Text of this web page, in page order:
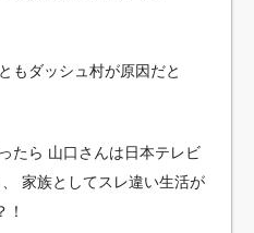
もダッシュ村が原因だと
たら 山口さんは日本テレビ
家族としてスレ違い生活が